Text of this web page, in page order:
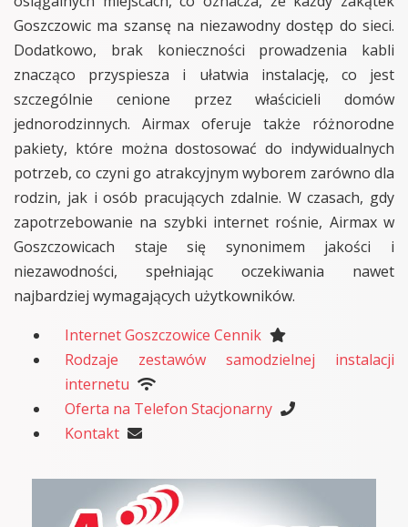
Goszczowic ma szansę na niezawodny dostęp do sieci.
Dodatkowo, brak konieczności prowadzenia kabli
znacząco przyspiesza i ułatwia instalację, co jest
szczególnie cenione przez właścicieli domów
jednorodzinnych. Airmax oferuje także różnorodne
pakiety, które można dostosować do indywidualnych
potrzeb, co czyni go atrakcyjnym wyborem zarówno dla
rodzin, jak i osób pracujących zdalnie. W czasach, gdy
zapotrzebowanie na szybki internet rośnie, Airmax w
Goszczowicach staje się synonimem jakości i
niezawodności, spełniając oczekiwania nawet
najbardziej wymagających użytkowników.
Internet Goszczowice Cennik
Rodzaje zestawów samodzielnej instalacji
internetu
Oferta na Telefon Stacjonarny
Kontakt